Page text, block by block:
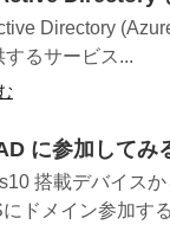
Directory
するサービス...
に参加してみ
搭載デバイス
ドメイン参加す